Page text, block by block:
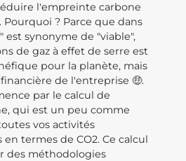
l'empreinte carbone
? Parce que dans
est synonyme de "viable",
de gaz à effet de serre est
pour la planète, mais
de l'entreprise 🤑.
par le calcul de
qui est un peu comme
vos activités
termes de CO2. Ce calcul
des méthodologies